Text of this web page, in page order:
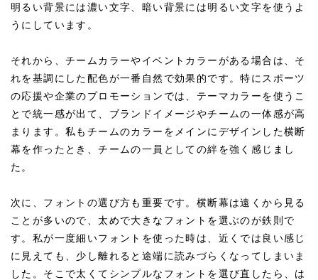
明るい背景には濃い文字、暗い背景には明るい文字を使うよ
うにしています。
それから、チームカラーやイベントカラーがある場合は、そ
れを基調にした配色が一番自然で効果的です。特にスポーツ
の応援や企業のプロモーションでは、テーマカラーを使うこ
とで統一感が出て、ブランドイメージやチームの一体感が高
まります。私もチームのカラーをメインにデザインした横断
幕を作ったとき、チームの一員としての絆を強く感じまし
た。
次に、フォントの選び方も重要です。横断幕は遠くから見る
ことが多いので、太めで大きなフォントを選ぶのが鉄則で
す。私が一度細いフォントを使った時は、近くでは良い感じ
に見えても、少し離れると途端に読みづらくなってしまいま
した。そこで太くてシンプルなフォントを選び直したら、は